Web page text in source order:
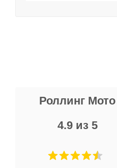
Роллинг Мото
4.9 из 5
Не понравились условия
и дают только на